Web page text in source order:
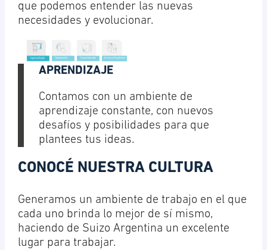
que podemos entender las nuevas
necesidades y evolucionar.
APRENDIZAJE
Contamos con un ambiente de
aprendizaje constante, con nuevos
desafíos y posibilidades para que
plantees tus ideas.
CONOCÉ NUESTRA CULTURA
Generamos un ambiente de trabajo en el que
cada uno brinda lo mejor de sí mismo,
haciendo de Suizo Argentina un excelente
lugar para trabajar.